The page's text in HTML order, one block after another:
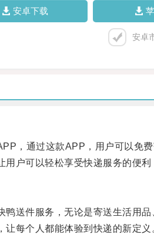
安卓下载
安卓
通过这款APP，用户可以免费
可以轻松享受快递服务的便利
件服务，无论是寄送生活用品
每个人都能体验到快递的新定义